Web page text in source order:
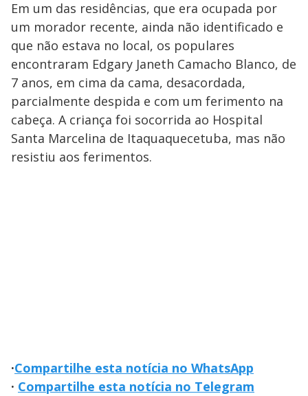
Em um das residências, que era ocupada por
um morador recente, ainda não identificado e
que não estava no local, os populares
encontraram Edgary Janeth Camacho Blanco, de
7 anos, em cima da cama, desacordada,
parcialmente despida e com um ferimento na
cabeça. A criança foi socorrida ao Hospital
Santa Marcelina de Itaquaquecetuba, mas não
resistiu aos ferimentos.
·Compartilhe esta notícia no WhatsApp
· Compartilhe esta notícia no Telegram